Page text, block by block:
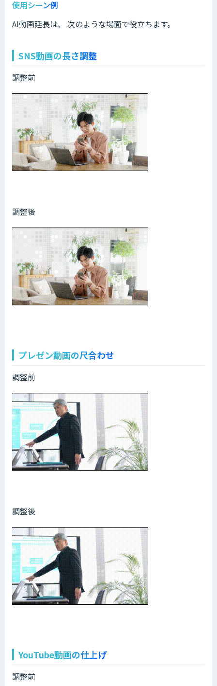
使用シーン例
AI動画延長は、 次のような場面で役立ちます。
SNS動画の長さ調整
調整前
調整後
プレゼン動画の尺合わせ
調整前
調整後
YouTube動画の仕上げ
調整前